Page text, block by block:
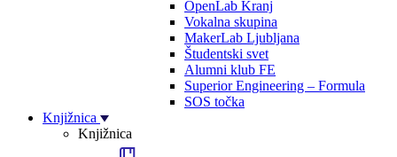
OpenLab Kranj
Vokalna skupina
MakerLab Ljubljana
Študentski svet
Alumni klub FE
Superior Engineering – Formula
SOS točka
Knjižnica
Knjižnica